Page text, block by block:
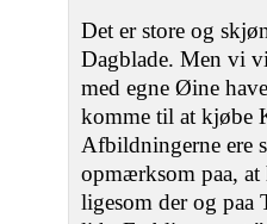
Det er store og
Dagblade. Men vi
med egne Øine
komme til at kjøbe
Afbildningerne ere
opmærksom paa, at
ligesom der og paa